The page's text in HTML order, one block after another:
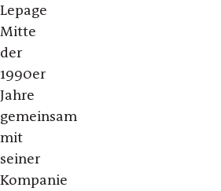
Lepage
Mitte
der
1990er
Jahre
gemeinsam
mit
seiner
Kompanie